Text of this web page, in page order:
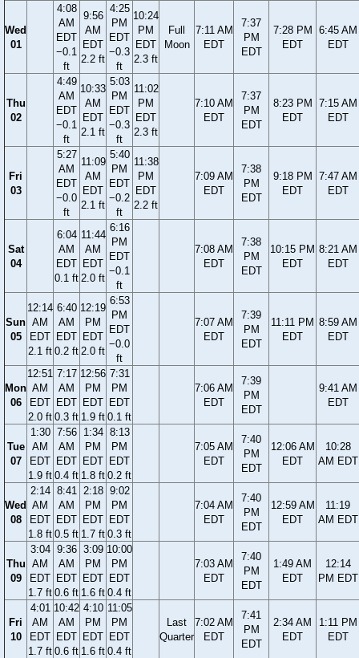
Wed
01
4:08
AM
EDT
−0.1
ft
9:56
AM
EDT
2.2 ft
4:25
PM
EDT
−0.3
ft
10:24
PM
EDT
2.3 ft
Full
Moon
7:11 AM
EDT
7:37
PM
EDT
7:28 PM
EDT
6:45 AM
EDT
Thu
02
4:49
AM
EDT
−0.1
ft
10:33
AM
EDT
2.1 ft
5:03
PM
EDT
−0.3
ft
11:02
PM
EDT
2.3 ft
7:10 AM
EDT
7:37
PM
EDT
8:23 PM
EDT
7:15 AM
EDT
Fri
03
5:27
AM
EDT
−0.0
ft
11:09
AM
EDT
2.1 ft
5:40
PM
EDT
−0.2
ft
11:38
PM
EDT
2.2 ft
7:09 AM
EDT
7:38
PM
EDT
9:18 PM
EDT
7:47 AM
EDT
Sat
04
6:04
AM
EDT
0.1 ft
11:44
AM
EDT
2.0 ft
6:16
PM
EDT
−0.1
ft
7:08 AM
EDT
7:38
PM
EDT
10:15 PM
EDT
8:21 AM
EDT
Sun
05
12:14
AM
EDT
2.1 ft
6:40
AM
EDT
0.2 ft
12:19
PM
EDT
2.0 ft
6:53
PM
EDT
−0.0
ft
7:07 AM
EDT
7:39
PM
EDT
11:11 PM
EDT
8:59 AM
EDT
Mon
06
12:51
AM
EDT
2.0 ft
7:17
AM
EDT
0.3 ft
12:56
PM
EDT
1.9 ft
7:31
PM
EDT
0.1 ft
7:06 AM
EDT
7:39
PM
EDT
9:41 AM
EDT
Tue
07
1:30
AM
EDT
1.9 ft
7:56
AM
EDT
0.4 ft
1:34
PM
EDT
1.8 ft
8:13
PM
EDT
0.2 ft
7:05 AM
EDT
7:40
PM
EDT
12:06 AM
EDT
10:28
AM EDT
Wed
08
2:14
AM
EDT
1.8 ft
8:41
AM
EDT
0.5 ft
2:18
PM
EDT
1.7 ft
9:02
PM
EDT
0.3 ft
7:04 AM
EDT
7:40
PM
EDT
12:59 AM
EDT
11:19
AM EDT
Thu
09
3:04
AM
EDT
1.7 ft
9:36
AM
EDT
0.6 ft
3:09
PM
EDT
1.6 ft
10:00
PM
EDT
0.4 ft
7:03 AM
EDT
7:40
PM
EDT
1:49 AM
EDT
12:14
PM EDT
Fri
10
4:01
AM
EDT
1.7 ft
10:42
AM
EDT
0.6 ft
4:10
PM
EDT
1.6 ft
11:05
PM
EDT
0.4 ft
Last
Quarter
7:02 AM
EDT
7:41
PM
EDT
2:34 AM
EDT
1:11 PM
EDT